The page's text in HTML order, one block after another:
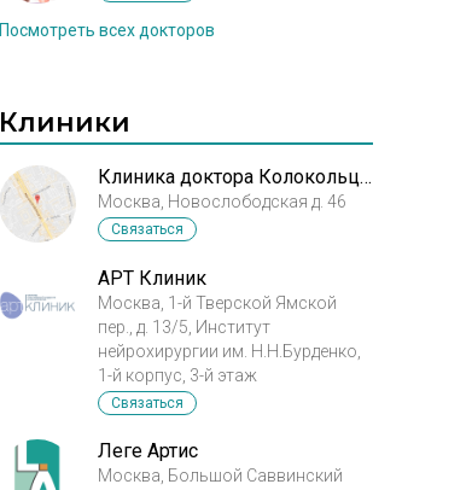
Посмотреть всех докторов
Клиники
Клиника доктора Колокольцева
Москва, Новослободская д. 46
Связаться
АРТ Клиник
Москва, 1-й Тверской Ямской
пер., д. 13/5, Институт
нейрохирургии им. Н.Н.Бурденко,
1-й корпус, 3-й этаж
Связаться
Леге Артис
Москва, Большой Саввинский